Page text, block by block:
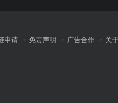
申请 免责声明 广告合作 关